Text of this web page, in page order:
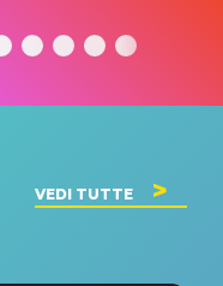
VEDI TUTTE